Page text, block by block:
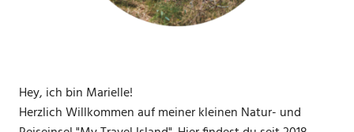
Hey, ich bin Marielle!
Herzlich Willkommen auf meiner kleinen Natur- und